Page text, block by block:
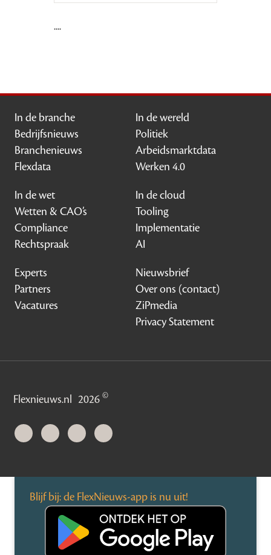
....
In de branche
Bedrijfsnieuws
Branchenieuws
Flexdata
In de wereld
Politiek
Arbeidsmarktdata
Werken 4.0
In de wet
Wetten & CAO’s
Compliance
Rechtspraak
In de cloud
Tooling
Implementatie
AI
Experts
Partners
Vacatures
Nieuwsbrief
Over ons (contact)
ZiPmedia
Privacy Statement
Flexnieuws.nl 2026©
Blijf bij: de FlexNieuws-app is nu uit!